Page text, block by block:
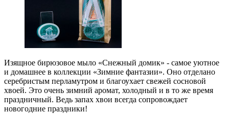
Изящное бирюзовое мыло «Снежный домик» - самое уютное
и домашнее в коллекции «Зимние фантазии». Оно отделано
серебристым перламутром и благоухает свежей сосновой
хвоей. Это очень зимний аромат, холодный и в то же время
праздничный. Ведь запах хвои всегда сопровождает
новогодние праздники!